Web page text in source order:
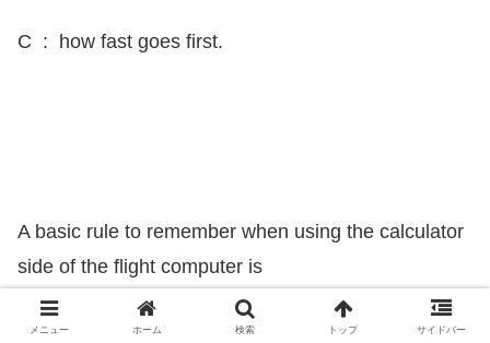
C : how fast goes first.
A basic rule to remember when using the calculator
side of the flight computer is
：基本的ルール 覚えるため 計算盤側を使うとき フラ
メニュー ホーム 検索 トップ サイドバー